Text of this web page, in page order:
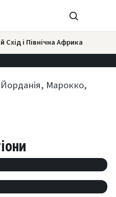
Схід і Північна Африка
1–2/7 📅 8–11 ДНІВ
Марокко,